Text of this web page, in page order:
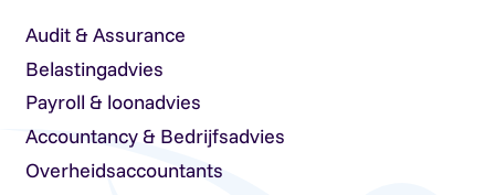
Audit & Assurance
Belastingadvies
Payroll & loonadvies
Accountancy & Bedrijfsadvies
Overheidsaccountants